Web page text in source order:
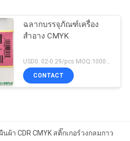
ฉลากบรรจุภัณฑ์เครื่อง
สำอาง CMYK
CONTACT
ผ้า CDR CMYK สติ๊กเกอร์วงกลมกาว